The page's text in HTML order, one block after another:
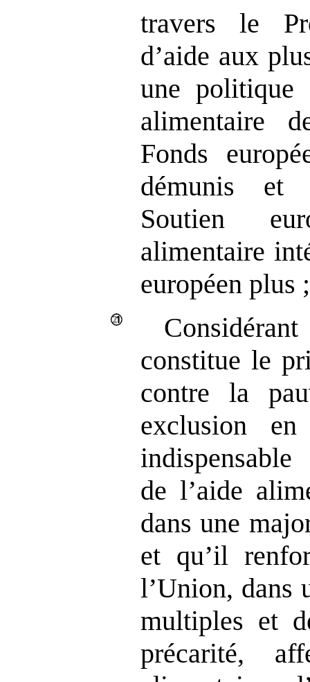
travers le
d’aide aux
une politique
alimentaire
Fonds
démunis et
Soutien
alimentaire
européen plus ;
constitue le
contre la
exclusion
de l’aide
dans une
et qu’il
l’Union, dans
multiples et
précarité,